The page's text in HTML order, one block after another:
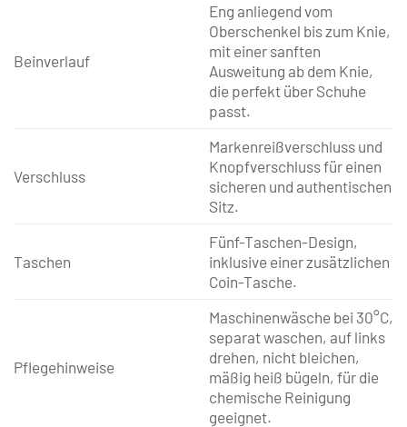
Beinverlauf
Eng anliegend vom
Oberschenkel bis zum Knie,
mit einer sanften
Ausweitung ab dem Knie,
die perfekt über Schuhe
passt.
Verschluss
Markenreißverschluss und
Knopfverschluss für einen
sicheren und authentischen
Sitz.
Taschen
Fünf-Taschen-Design,
inklusive einer zusätzlichen
Coin-Tasche.
Pflegehinweise
Maschinenwäsche bei 30°C,
separat waschen, auf links
drehen, nicht bleichen,
mäßig heiß bügeln, für die
chemische Reinigung
geeignet.